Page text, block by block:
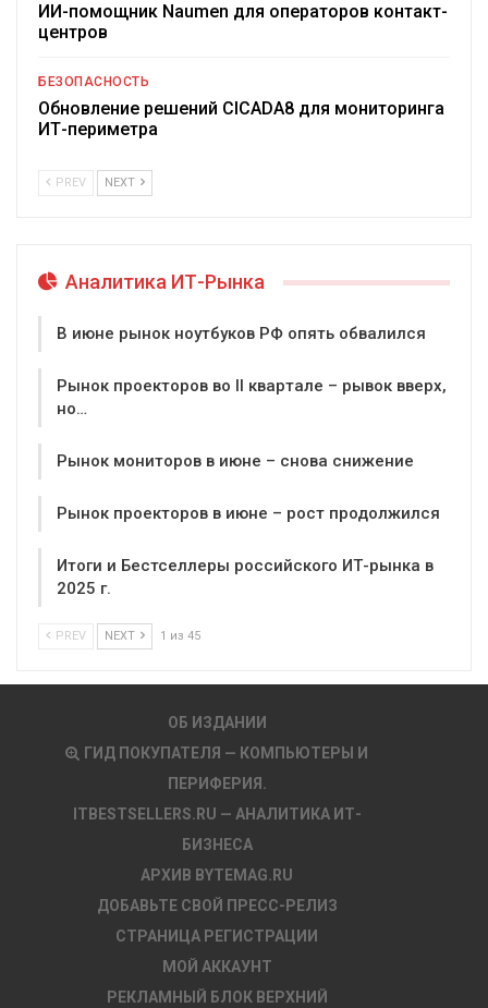
ИИ-помощник Naumen для операторов контакт-
центров
БЕЗОПАСНОСТЬ
Обновление решений CICADA8 для мониторинга
ИТ-периметра
PREV NEXT
Аналитика ИТ-Рынка
В июне рынок ноутбуков РФ опять обвалился
Рынок проекторов во II квартале – рывок вверх,
но…
Рынок мониторов в июне – снова снижение
Рынок проекторов в июне – рост продолжился
Итоги и Бестселлеры российского ИТ-рынка в
2025 г.
PREV NEXT 1 из 45
ОБ ИЗДАНИИ
ГИД ПОКУПАТЕЛЯ — КОМПЬЮТЕРЫ И
ПЕРИФЕРИЯ.
ITBESTSELLERS.RU — АНАЛИТИКА ИТ-
БИЗНЕСА
АРХИВ BYTEMAG.RU
ДОБАВЬТЕ СВОЙ ПРЕСС-РЕЛИЗ
СТРАНИЦА РЕГИСТРАЦИИ
МОЙ АККАУНТ
РЕКЛАМНЫЙ БЛОК ВЕРХНИЙ